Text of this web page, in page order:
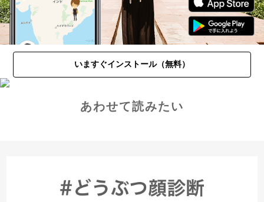
いますぐインストール（無料）
あわせて読みたい